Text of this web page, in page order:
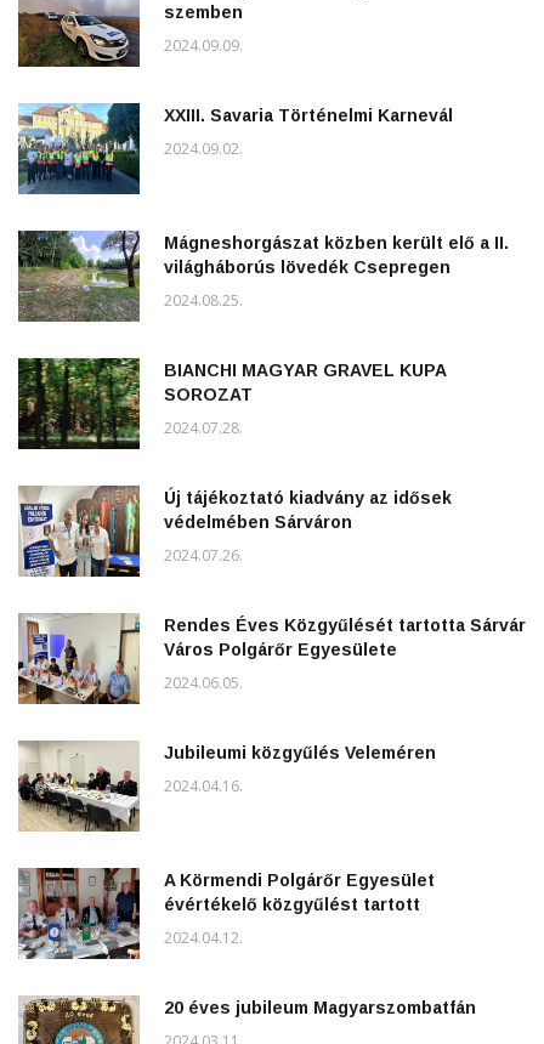
szemben
2024.09.09.
XXIII. Savaria Történelmi Karnevál
2024.09.02.
Mágneshorgászat közben került elő a II.
világháborús lövedék Csepregen
2024.08.25.
BIANCHI MAGYAR GRAVEL KUPA
SOROZAT
2024.07.28.
Új tájékoztató kiadvány az idősek
védelmében Sárváron
2024.07.26.
Rendes Éves Közgyűlését tartotta Sárvár
Város Polgárőr Egyesülete
2024.06.05.
Jubileumi közgyűlés Veleméren
2024.04.16.
A Körmendi Polgárőr Egyesület
évértékelő közgyűlést tartott
2024.04.12.
20 éves jubileum Magyarszombatfán